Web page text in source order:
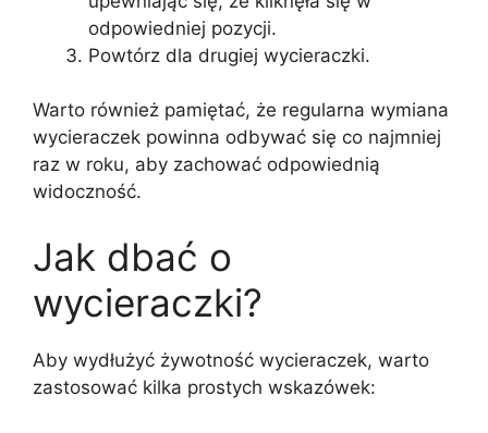
odpowiedniej pozycji.
Powtórz dla drugiej wycieraczki.
Warto również pamiętać, że regularna wymiana
wycieraczek powinna odbywać się co najmniej
raz w roku, aby zachować odpowiednią
widoczność.
Jak dbać o
wycieraczki?
Aby wydłużyć żywotność wycieraczek, warto
zastosować kilka prostych wskazówek: